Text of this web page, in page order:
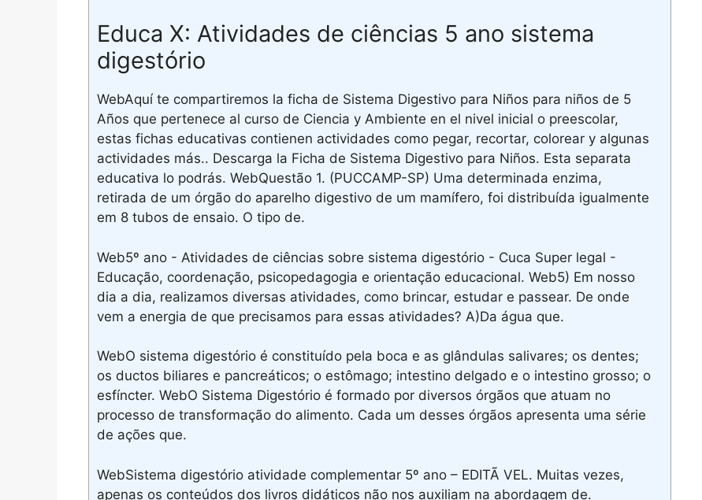
Educa X: Atividades de ciências 5 ano sistema
digestório
WebAquí te compartiremos la ficha de Sistema Digestivo para Niños para niños de 5
Años que pertenece al curso de Ciencia y Ambiente en el nivel inicial o preescolar,
estas fichas educativas contienen actividades como pegar, recortar, colorear y algunas
actividades más.. Descarga la Ficha de Sistema Digestivo para Niños. Esta separata
educativa lo podrás. WebQuestão 1. (PUCCAMP-SP) Uma determinada enzima,
retirada de um órgão do aparelho digestivo de um mamífero, foi distribuída igualmente
em 8 tubos de ensaio. O tipo de.
Web5º ano - Atividades de ciências sobre sistema digestório - Cuca Super legal -
Educação, coordenação, psicopedagogia e orientação educacional. Web5) Em nosso
dia a dia, realizamos diversas atividades, como brincar, estudar e passear. De onde
vem a energia de que precisamos para essas atividades? A)Da água que.
WebO sistema digestório é constituído pela boca e as glândulas salivares; os dentes;
os ductos biliares e pancreáticos; o estômago; intestino delgado e o intestino grosso; o
esfíncter. WebO Sistema Digestório é formado por diversos órgãos que atuam no
processo de transformação do alimento. Cada um desses órgãos apresenta uma série
de ações que.
WebSistema digestório atividade complementar 5º ano – EDITÃ VEL. Muitas vezes,
apenas os conteúdos dos livros didáticos não nos auxiliam na abordagem de.